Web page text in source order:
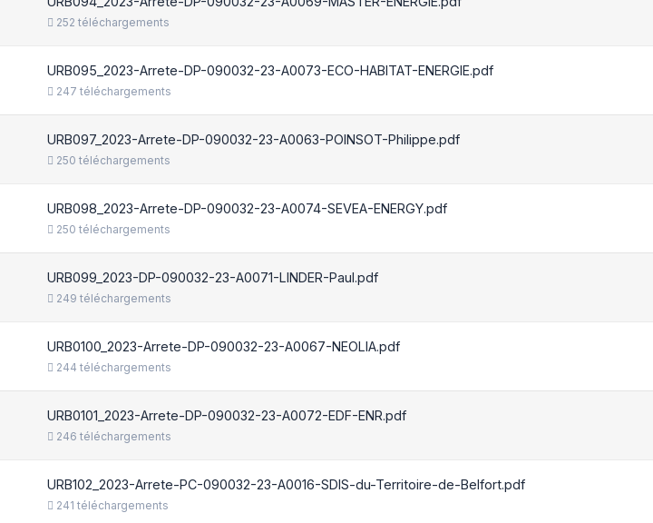
252 téléchargements
URB095_2023-Arrete-DP-090032-23-A0073-ECO-HABITAT-ENERGIE.pdf
247 téléchargements
URB097_2023-Arrete-DP-090032-23-A0063-POINSOT-Philippe.pdf
250 téléchargements
URB098_2023-Arrete-DP-090032-23-A0074-SEVEA-ENERGY.pdf
250 téléchargements
URB099_2023-DP-090032-23-A0071-LINDER-Paul.pdf
249 téléchargements
URB0100_2023-Arrete-DP-090032-23-A0067-NEOLIA.pdf
244 téléchargements
URB0101_2023-Arrete-DP-090032-23-A0072-EDF-ENR.pdf
246 téléchargements
URB102_2023-Arrete-PC-090032-23-A0016-SDIS-du-Territoire-de-Belfort.pdf
241 téléchargements